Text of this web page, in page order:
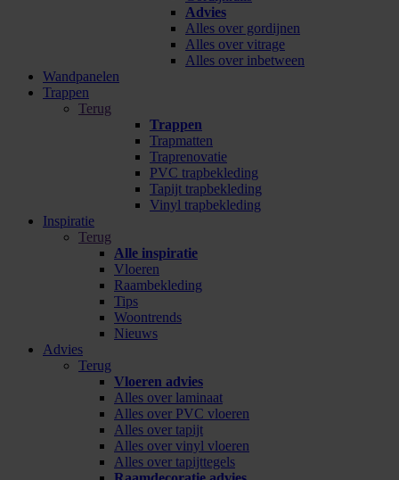
Advies
Alles over gordijnen
Alles over vitrage
Alles over inbetween
Wandpanelen
Trappen
Terug
Trappen
Trapmatten
Traprenovatie
PVC trapbekleding
Tapijt trapbekleding
Vinyl trapbekleding
Inspiratie
Terug
Alle inspiratie
Vloeren
Raambekleding
Tips
Woontrends
Nieuws
Advies
Terug
Vloeren advies
Alles over laminaat
Alles over PVC vloeren
Alles over tapijt
Alles over vinyl vloeren
Alles over tapijttegels